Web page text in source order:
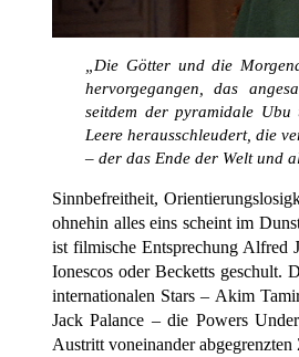
„Die Götter und die
hervorgegangen, das
seitdem der pyramidale
Leere herausschleudert, die
– der das Ende der Welt und
Sinnbefreitheit,
ohnehin alles eins scheint im
ist filmische Entsprechung Alfred
Ionescos oder Becketts geschult.
internationalen Stars – Akim
Jack Palance – die Powers
Austritt voneinander